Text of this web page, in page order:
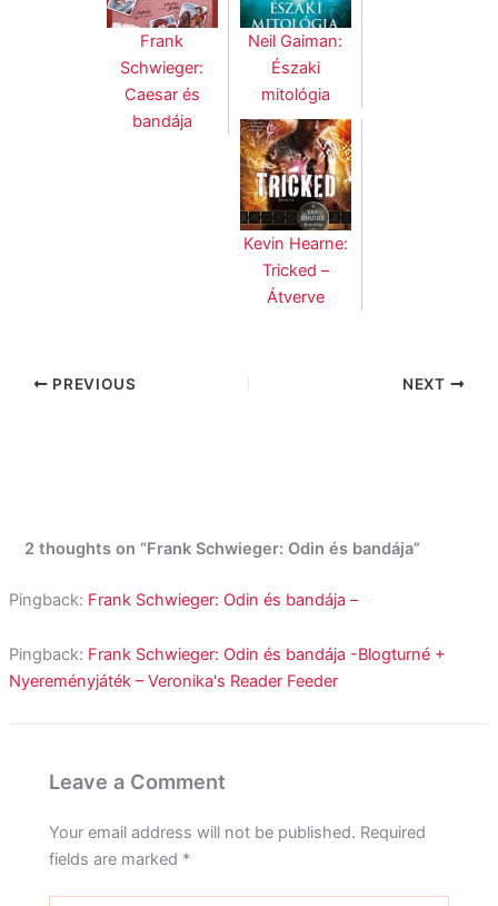
Frank
Schwieger:
Caesar és
bandája
Neil Gaiman:
Északi
mitológia
Kevin Hearne:
Tricked –
Átverve
PREVIOUS NEXT
2 thoughts on “Frank Schwieger: Odin és bandája”
Pingback: Frank Schwieger: Odin és bandája –
Pingback: Frank Schwieger: Odin és bandája -Blogturné +
Nyereményjáték – Veronika's Reader Feeder
Leave a Comment
Your email address will not be published. Required
fields are marked *